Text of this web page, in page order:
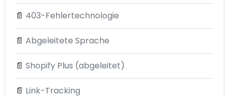
📄 403-Fehlertechnologie
📄 Abgeleitete Sprache
📄 Shopify Plus (abgeleitet)
📄 Link-Tracking